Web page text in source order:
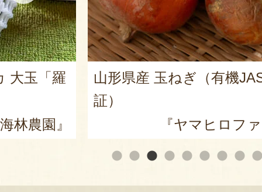
大玉「羅
林農園』
山形県産 玉ねぎ（有機
証）
『ヤマヒロフ